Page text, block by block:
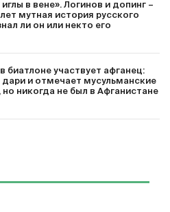
в вене». Логинов и допинг –
мутная история русского
ли он или некто его
биатлоне участвует афганец:
дари и отмечает мусульманские
но никогда не был в Афганистане